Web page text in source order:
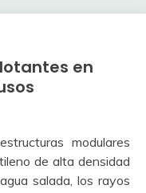
en
modulares
de alta densidad
salada, los rayos